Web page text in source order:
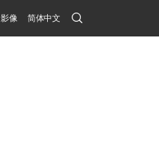
影像 简体中文 Search
Submit